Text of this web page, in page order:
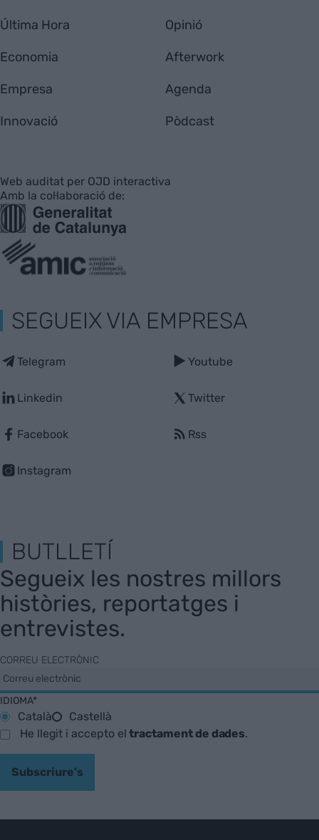
Última Hora
Economia
Empresa
Innovació
Opinió
Afterwork
Agenda
Pòdcast
Web auditat per OJD interactiva
Amb la col·laboració de:
SEGUEIX VIA EMPRESA
Telegram
Linkedin
Facebook
Instagram
Youtube
Twitter
Rss
BUTLLETÍ
Segueix les nostres millors
històries, reportatges i
entrevistes.
CORREU ELECTRÒNIC
IDIOMA*
Català
Castellà
He llegit i accepto eltractament de dades.
Subscriure's